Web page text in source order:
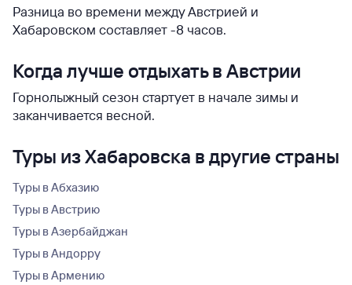
Разница во времени между Австрией и
Хабаровском составляет -8 часов.
Когда лучше отдыхать в Австрии
Горнолыжный сезон стартует в начале зимы и
заканчивается весной.
Туры из Хабаровска в другие страны
Туры в Абхазию
Туры в Австрию
Туры в Азербайджан
Туры в Андорру
Туры в Армению